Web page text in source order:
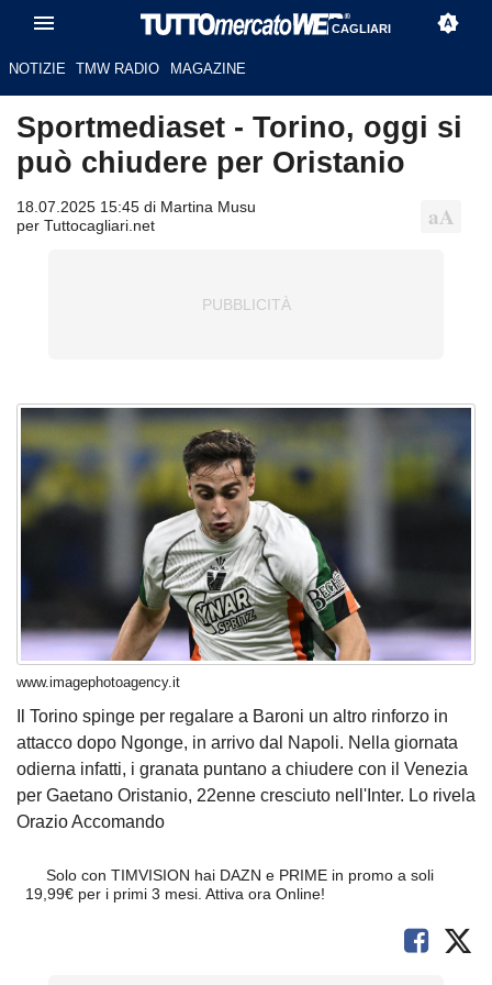
CAGLIARI
NOTIZIE TMW RADIO MAGAZINE
Sportmediaset - Torino, oggi si
può chiudere per Oristanio
18.07.2025 15:45 di Martina Musu
per Tuttocagliari.net
www.imagephotoagency.it
Il Torino spinge per regalare a Baroni un altro rinforzo in
attacco dopo Ngonge, in arrivo dal Napoli. Nella giornata
odierna infatti, i granata puntano a chiudere con il Venezia
per Gaetano Oristanio, 22enne cresciuto nell'Inter. Lo rivela
Orazio Accomando
Solo con TIMVISION hai DAZN e PRIME in promo a soli
19,99€ per i primi 3 mesi. Attiva ora Online!